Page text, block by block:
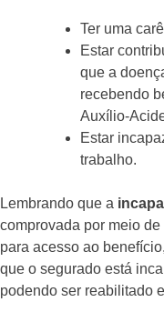
Ter uma
Estar
que a
recebendo
Auxílio-
Estar
trabalho.
Lembrando que a
comprovada por meio de
para acesso ao
que o segurado está
podendo ser reabilitado